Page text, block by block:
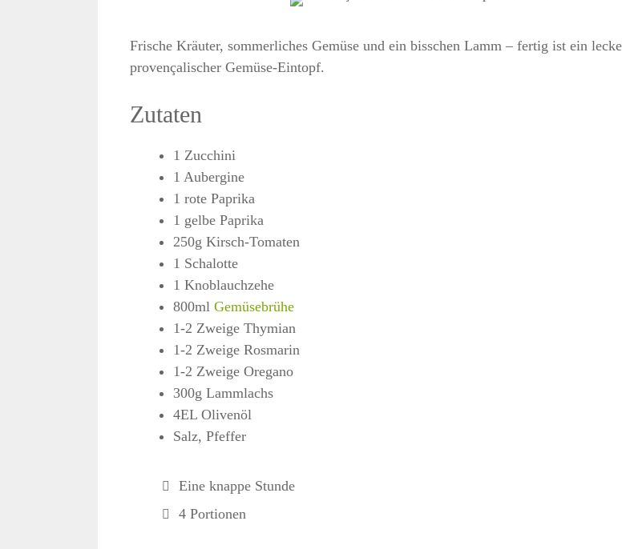
Frische Kräuter, sommerliches Gemüse und ein bisschen Lamm – fertig ist ein
provençalischer Gemüse-Eintopf.
Zutaten
1 Zucchini
1 Aubergine
1 rote Paprika
1 gelbe Paprika
250g Kirsch-Tomaten
1 Schalotte
1 Knoblauchzehe
800ml Gemüsebrühe
1-2 Zweige Thymian
1-2 Zweige Rosmarin
1-2 Zweige Oregano
300g Lammlachs
4EL Olivenöl
Salz, Pfeffer
Eine knappe Stunde
4 Portionen